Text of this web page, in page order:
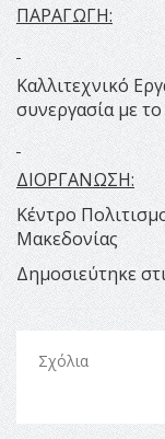
ΠΑΡΑΓΩΓΗ:
Καλλιτεχνικό
συνεργασία με
ΔΙΟΡΓΑΝΩΣΗ:
Κέντρο
Μακεδονίας
Δημοσιεύτηκε
Σχόλια